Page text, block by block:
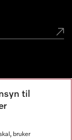
til
bruker